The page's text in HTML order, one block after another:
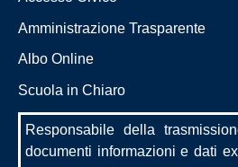
Amministrazione Trasparente
Albo Online
Scuola in Chiaro
Responsabile della
documenti informazioni e dati